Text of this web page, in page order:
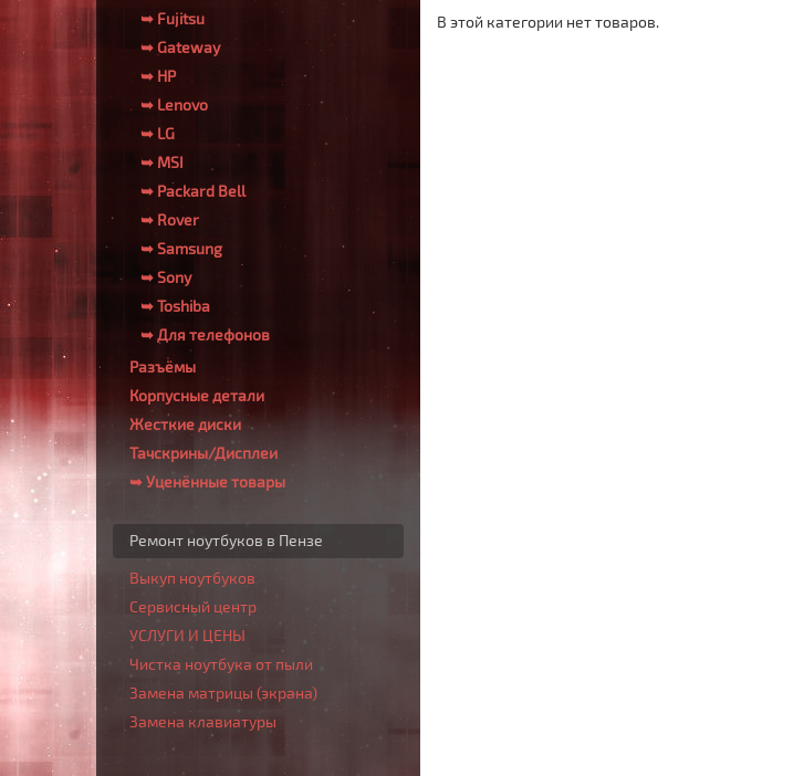
➥ Fujitsu
➥ Gateway
➥ HP
➥ Lenovo
➥ LG
➥ MSI
➥ Packard Bell
➥ Rover
➥ Samsung
➥ Sony
➥ Toshiba
➥ Для телефонов
Разъёмы
Корпусные детали
Жесткие диски
Тачскрины/Дисплеи
➥ Уценённые товары
Ремонт ноутбуков в Пензе
Выкуп ноутбуков
Сервисный центр
УСЛУГИ И ЦЕНЫ
Чистка ноутбука от пыли
Замена матрицы (экрана)
Замена клавиатуры
В этой категории нет товаров.